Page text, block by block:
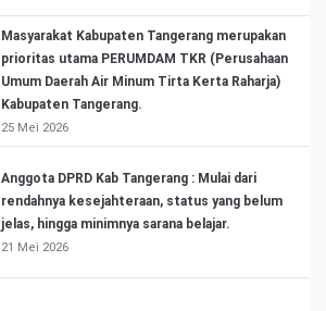
Masyarakat Kabupaten Tangerang merupakan
prioritas utama PERUMDAM TKR (Perusahaan
Umum Daerah Air Minum Tirta Kerta Raharja)
Kabupaten Tangerang.
25 Mei 2026
Anggota DPRD Kab Tangerang : Mulai dari
rendahnya kesejahteraan, status yang belum
jelas, hingga minimnya sarana belajar.
21 Mei 2026